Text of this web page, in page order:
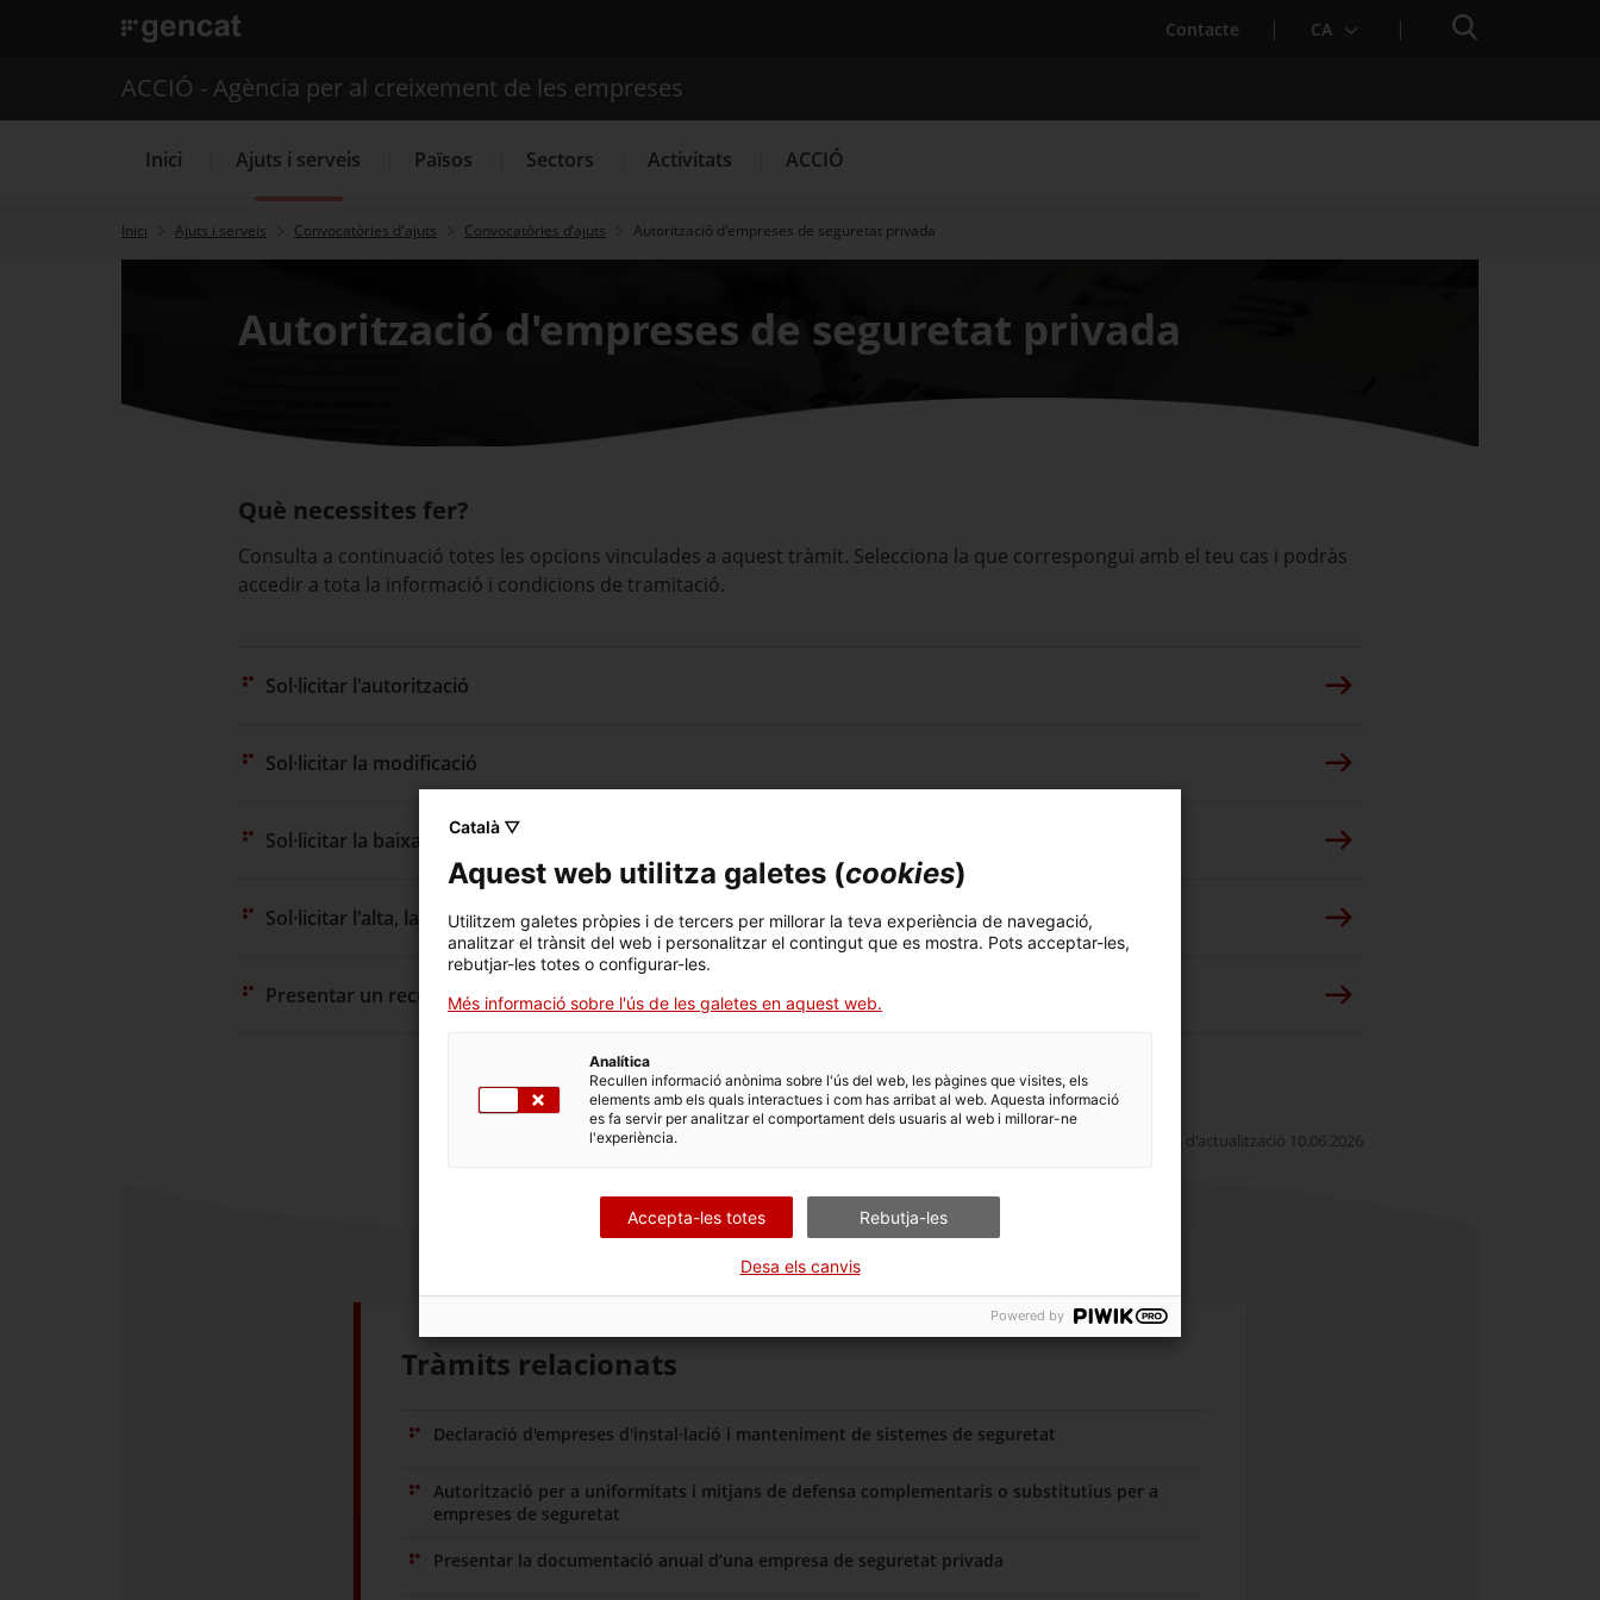
. Obre en una nova finestra. Contacte . Obre en una nova finestra.
CA Cercador
Cercador
ACCIÓ - Agència per al creixement de les empreses
Inici Ajuts i serveis Països Sectors Activitats ACCIÓ
Inici Ajuts i serveis Convocatòries d'ajuts Convocatòries d’ajuts Autorització d'empreses de seguretat privada
Autorització d'empreses de seguretat privada
Què necessites fer?
Consulta a continuació totes les opcions vinculades a aquest tràmit. Selecciona la que correspongui amb el teu cas i podràs
accedir a tota la informació i condicions de tramitació.
Sol·licitar l'autorització
Sol·licitar la modificació
Sol·licitar la baixa
Sol·licitar l'alta, la modificació o la baixa d’una delegació
Presentar un recurs
Data d'actualització 10.06.2026
Tràmits relacionats
Declaració d'empreses d'instal·lació i manteniment de sistemes de seguretat
Autorització per a uniformitats i mitjans de defensa complementaris o substitutius per a
empreses de seguretat
Presentar la documentació anual d’una empresa de seguretat privada
Català ▽
Aquest web utilitza galetes (cookies)
Utilitzem galetes pròpies i de tercers per millorar la teva experiència de navegació,
analitzar el trànsit del web i personalitzar el contingut que es mostra. Pots acceptar-les,
rebutjar-les totes o configurar-les.
Més informació sobre l'ús de les galetes en aquest web.
Analítica
Recullen informació anònima sobre l'ús del web, les pàgines que visites, els
elements amb els quals interactues i com has arribat al web. Aquesta informació
es fa servir per analitzar el comportament dels usuaris al web i millorar-ne
l'experiència.
Accepta-les totes Rebutja-les
Desa els canvis
Powered by